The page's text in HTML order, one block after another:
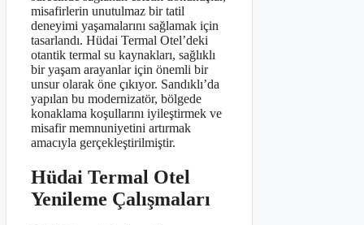
misafirlerin unutulmaz bir tatil
deneyimi yaşamalarını sağlamak için
tasarlandı. Hüdai Termal Otel’deki
otantik termal su kaynakları, sağlıklı
bir yaşam arayanlar için önemli bir
unsur olarak öne çıkıyor. Sandıklı’da
yapılan bu modernizatör, bölgede
konaklama koşullarını iyileştirmek ve
misafir memnuniyetini artırmak
amacıyla gerçekleştirilmiştir.
Hüdai Termal Otel
Yenileme Çalışmaları